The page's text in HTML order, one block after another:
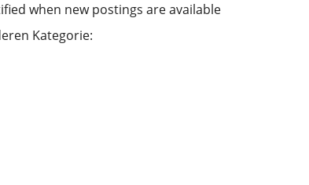
when new postings are available
Kategorie: